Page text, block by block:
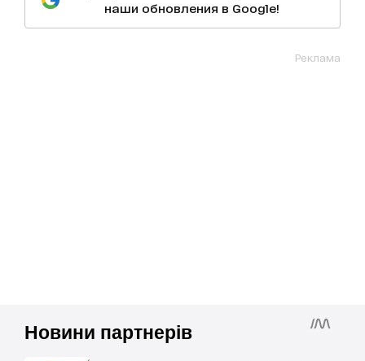
наши обновления в Google!
Реклама